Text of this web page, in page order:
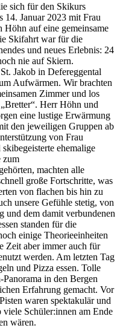
sich für den Skikurs
14. Januar 2023 mit Frau
auf eine gemeinsame
Skifahrt war für die
und neues Erlebnis: 24
nie auf Skiern.
Jakob in Defereggental
Aufwärmen. Wir brachten
Zimmer und los
Herr Höhn und
eine lustige Erwärmung
den jeweiligen Gruppen ab
von Frau
ehemalige
zum
machten alle
große Fortschritte, was
von flachen bis hin zu
unsere Gefühle stetig, von
und dem damit verbundenen
standen für die
einige Theorieeinheiten
Zeit aber immer auch für
werden. Am letzten Tag
und Pizza essen. Tolle
in den Bergen
Erfahrung gemacht. Vor
waren spektakulär und
Schüler:innen am Ende
wären.